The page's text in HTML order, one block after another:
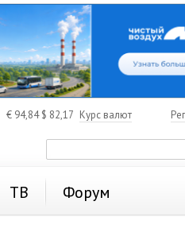
€ 94,84$ 82,17 Курс валют
ТВ Форум